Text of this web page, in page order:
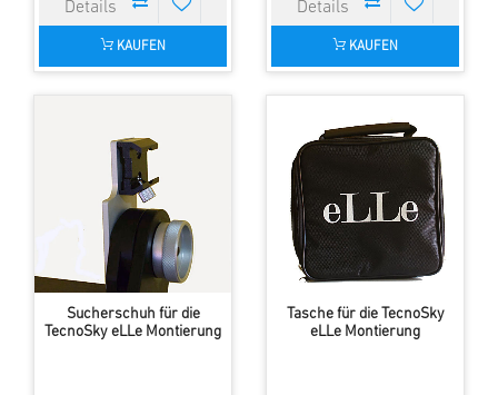
KAUFEN KAUFEN
Sucherschuh für die
TecnoSky eLLe Montierung
Tasche für die TecnoSky
eLLe Montierung